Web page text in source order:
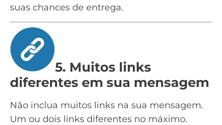
suas chances de entrega.
5. Muitos links
diferentes em sua mensagem
Não inclua muitos links na sua mensagem.
Um ou dois links diferentes no máximo.